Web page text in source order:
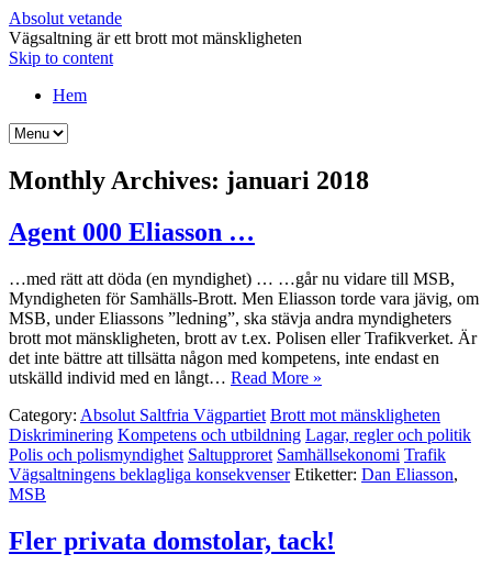
Absolut vetande
Vägsaltning är ett brott mot mänskligheten
Skip to content
Hem
Monthly Archives: januari 2018
Agent 000 Eliasson …
…med rätt att döda (en myndighet) … …går nu vidare till MSB,
Myndigheten för Samhälls-Brott. Men Eliasson torde vara jävig, om
MSB, under Eliassons ”ledning”, ska stävja andra myndigheters
brott mot mänskligheten, brott av t.ex. Polisen eller Trafikverket. Är
det inte bättre att tillsätta någon med kompetens, inte endast en
utskälld individ med en långt… Read More »
Category: Absolut Saltfria Vägpartiet Brott mot mänskligheten
Diskriminering Kompetens och utbildning Lagar, regler och politik
Polis och polismyndighet Saltupproret Samhällsekonomi Trafik
Vägsaltningens beklagliga konsekvenser Etiketter: Dan Eliasson,
MSB
Fler privata domstolar, tack!